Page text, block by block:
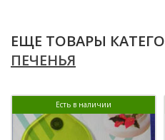
ЕЩЕ ТОВАРЫ
ПЕЧЕНЬЯ
Есть в наличии